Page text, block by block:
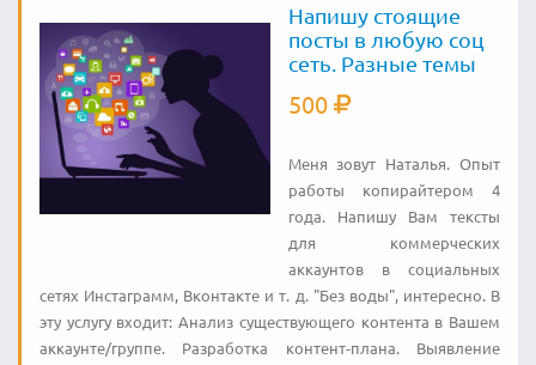
Напишу стоящие
посты в любую соц
сеть. Разные темы
500
Меня зовут Наталья. Опыт
работы копирайтером 4
года. Напишу Вам тексты
для коммерческих
аккаунтов в социальных
сетях Инстаграмм, Вконтакте и т. д. "Без воды", интересно. В
эту услугу входит: Анализ существующего контента в Вашем
аккаунте/группе. Разработка контент-плана. Выявление